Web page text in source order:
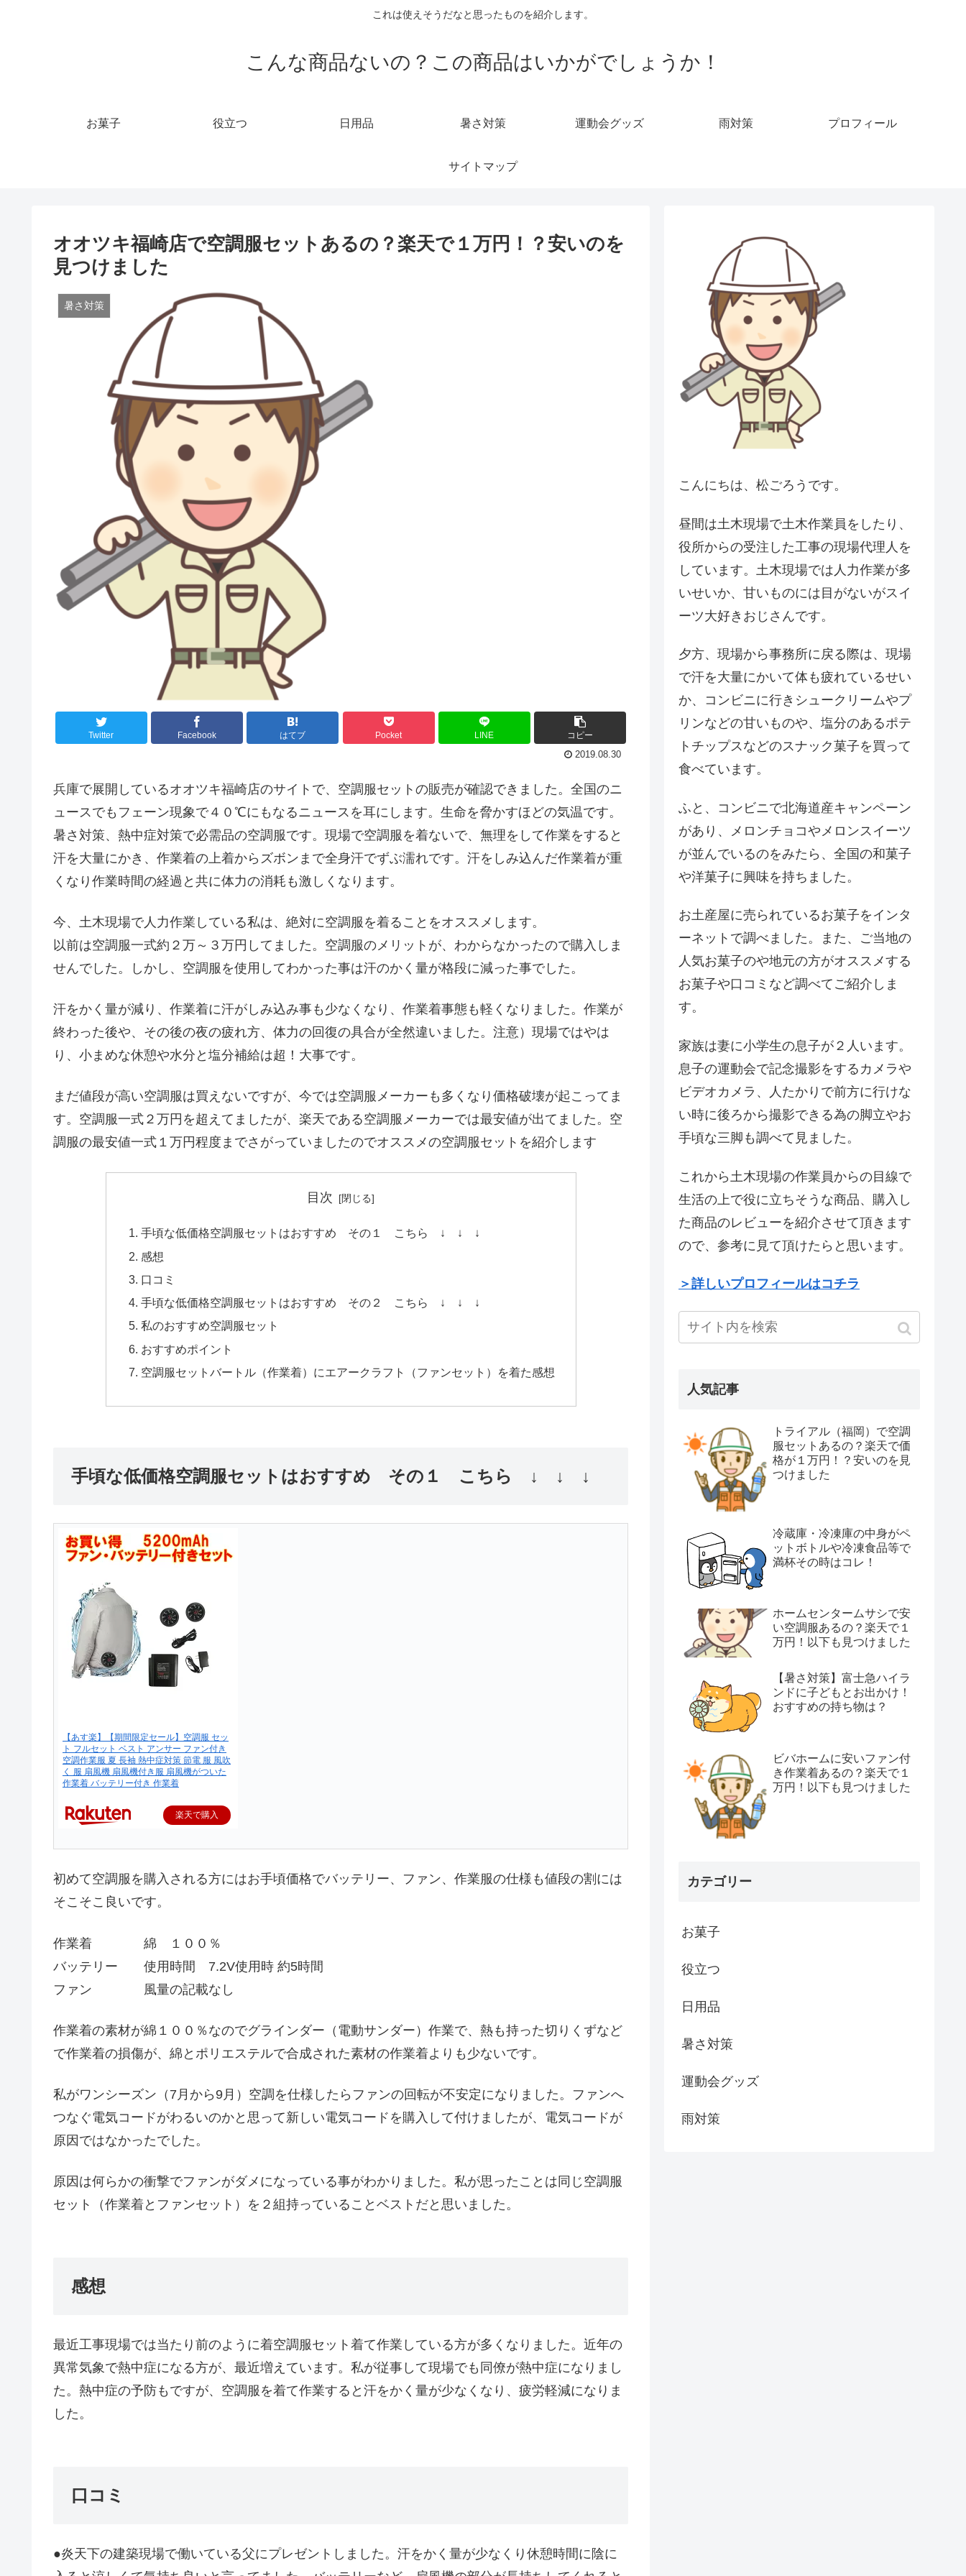
これは使えそうだなと思ったものを紹介します。
こんな商品ないの？この商品はいかがでしょうか！
お菓子 役立つ 日用品 暑さ対策 運動会グッズ 雨対策 プロフィール
サイトマップ
オオツキ福崎店で空調服セットあるの？楽天で１万円！？安いのを
見つけました
暑さ対策
Twitter Facebook はてブ Pocket LINE
コピー
2019.08.30
兵庫で展開しているオオツキ福崎店のサイトで、空調服セットの販売が確認できました。全国のニ
ュースでもフェーン現象で４０℃にもなるニュースを耳にします。生命を脅かすほどの気温です。
暑さ対策、熱中症対策で必需品の空調服です。現場で空調服を着ないで、無理をして作業をすると
汗を大量にかき、作業着の上着からズボンまで全身汗でずぶ濡れです。汗をしみ込んだ作業着が重
くなり作業時間の経過と共に体力の消耗も激しくなります。
今、土木現場で人力作業している私は、絶対に空調服を着ることをオススメします。
以前は空調服一式約２万～３万円してました。空調服のメリットが、わからなかったので購入しま
せんでした。しかし、空調服を使用してわかった事は汗のかく量が格段に減った事でした。
汗をかく量が減り、作業着に汗がしみ込み事も少なくなり、作業着事態も軽くなりました。作業が
終わった後や、その後の夜の疲れ方、体力の回復の具合が全然違いました。注意）現場ではやは
り、小まめな休憩や水分と塩分補給は超！大事です。
まだ値段が高い空調服は買えないですが、今では空調服メーカーも多くなり価格破壊が起こってま
す。空調服一式２万円を超えてましたが、楽天である空調服メーカーでは最安値が出てました。空
調服の最安値一式１万円程度までさがっていましたのでオススメの空調服セットを紹介します
目次
手頃な低価格空調服セットはおすすめ その１ こちら ↓ ↓ ↓
感想
口コミ
手頃な低価格空調服セットはおすすめ その２ こちら ↓ ↓ ↓
私のおすすめ空調服セット
おすすめポイント
空調服セットバートル（作業着）にエアークラフト（ファンセット）を着た感想
手頃な低価格空調服セットはおすすめ その１ こちら ↓ ↓ ↓
【あす楽】【期間限定セール】空調服 セッ
ト フルセット ベスト アンサー ファン付き
空調作業服 夏 長袖 熱中症対策 節電 服 風吹
く 服 扇風機 扇風機付き服 扇風機がついた
作業着 バッテリー付き 作業着
楽天で購入
初めて空調服を購入される方にはお手頃価格でバッテリー、ファン、作業服の仕様も値段の割には
そこそこ良いです。
作業着 綿 １００％
バッテリー 使用時間 7.2V使用時 約5時間
ファン 風量の記載なし
作業着の素材が綿１００％なのでグラインダー（電動サンダー）作業で、熱も持った切りくずなど
で作業着の損傷が、綿とポリエステルで合成された素材の作業着よりも少ないです。
私がワンシーズン（7月から9月）空調を仕様したらファンの回転が不安定になりました。ファンへ
つなぐ電気コードがわるいのかと思って新しい電気コードを購入して付けましたが、電気コードが
原因ではなかったでした。
原因は何らかの衝撃でファンがダメになっている事がわかりました。私が思ったことは同じ空調服
セット（作業着とファンセット）を２組持っていることベストだと思いました。
感想
最近工事現場では当たり前のように着空調服セット着て作業している方が多くなりました。近年の
異常気象で熱中症になる方が、最近増えています。私が従事して現場でも同僚が熱中症になりまし
た。熱中症の予防もですが、空調服を着て作業すると汗をかく量が少なくなり、疲労軽減になりま
した。
口コミ
●炎天下の建築現場で働いている父にプレゼントしました。汗をかく量が少なくり休憩時間に陰に
こんにちは、松ごろうです。
昼間は土木現場で土木作業員をしたり、
役所からの受注した工事の現場代理人を
しています。土木現場では人力作業が多
いせいか、甘いものには目がないがスイ
ーツ大好きおじさんです。
夕方、現場から事務所に戻る際は、現場
で汗を大量にかいて体も疲れているせい
か、コンビニに行きシュークリームやプ
リンなどの甘いものや、塩分のあるポテ
トチップスなどのスナック菓子を買って
食べています。
ふと、コンビニで北海道産キャンペーン
があり、メロンチョコやメロンスイーツ
が並んでいるのをみたら、全国の和菓子
や洋菓子に興味を持ちました。
お土産屋に売られているお菓子をインタ
ーネットで調べました。また、ご当地の
人気お菓子のや地元の方がオススメする
お菓子や口コミなど調べてご紹介しま
す。
家族は妻に小学生の息子が２人います。
息子の運動会で記念撮影をするカメラや
ビデオカメラ、人たかりで前方に行けな
い時に後ろから撮影できる為の脚立やお
手頃な三脚も調べて見ました。
これから土木現場の作業員からの目線で
生活の上で役に立ちそうな商品、購入し
た商品のレビューを紹介させて頂きます
ので、参考に見て頂けたらと思います。
＞詳しいプロフィールはコチラ
人気記事
トライアル（福岡）で空調
服セットあるの？楽天で価
格が１万円！？安いのを見
つけました
冷蔵庫・冷凍庫の中身がペ
ットボトルや冷凍食品等で
満杯その時はコレ！
ホームセンタームサシで安
い空調服あるの？楽天で１
万円！以下も見つけました
【暑さ対策】富士急ハイラ
ンドに子どもとお出かけ！
おすすめの持ち物は？
ビバホームに安いファン付
き作業着あるの？楽天で１
万円！以下も見つけました
カテゴリー
お菓子
役立つ
日用品
暑さ対策
運動会グッズ
雨対策